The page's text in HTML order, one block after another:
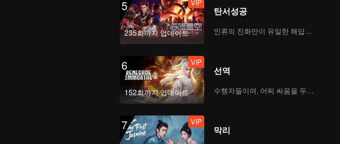
VIP
VIP
5
235회까지 업데이트
VIP
탄서성공
인류의 진화만이 유일한 해답이다
6
152회까지 업데이트
VIP
선역
7 VIP
막리